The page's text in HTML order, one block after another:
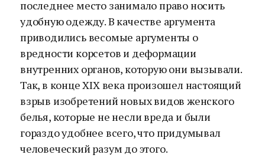
последнее место занимало право носить
удобную одежду. В качестве аргумента
приводились весомые аргументы о
вредности корсетов и деформации
внутренних органов, которую они вызывали.
Так, в конце XIX века произошел настоящий
взрыв изобретений новых видов женского
белья, которые не несли вреда и были
гораздо удобнее всего, что придумывал
человеческий разум до этого.